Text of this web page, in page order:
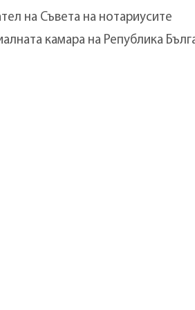
на Съвета на нотариусите
камара на Република